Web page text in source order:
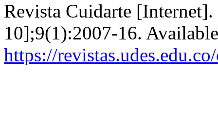
Revista Cuidarte
10];9(1):2007-16.
https://